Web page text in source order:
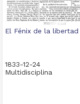
El Fénix de la libertad
1833-12-24
Multidisciplina